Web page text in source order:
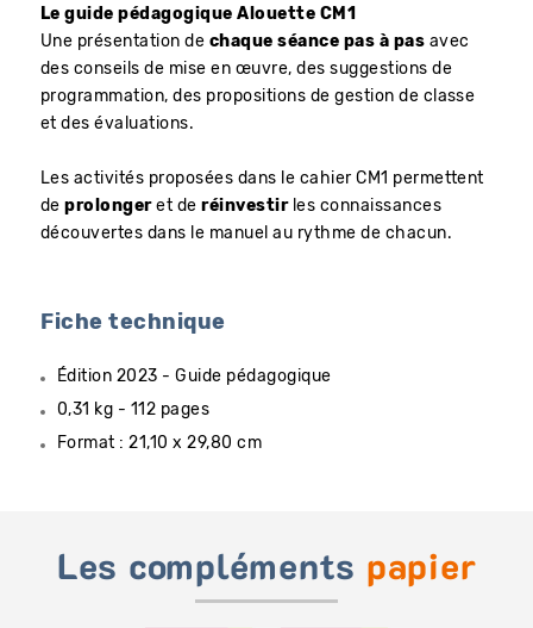
Le guide pédagogique Alouette CM1
Une présentation de chaque séance pas à pas avec
des conseils de mise en œuvre, des suggestions de
programmation, des propositions de gestion de classe
et des évaluations.
Les activités proposées dans le cahier CM1 permettent
deprolongeret deréinvestir les connaissances
découvertes dans le manuel au rythme de chacun.
Fiche technique
Édition 2023 - Guide pédagogique
0,31 kg - 112 pages
Format : 21,10 x 29,80 cm
Les compléments papier